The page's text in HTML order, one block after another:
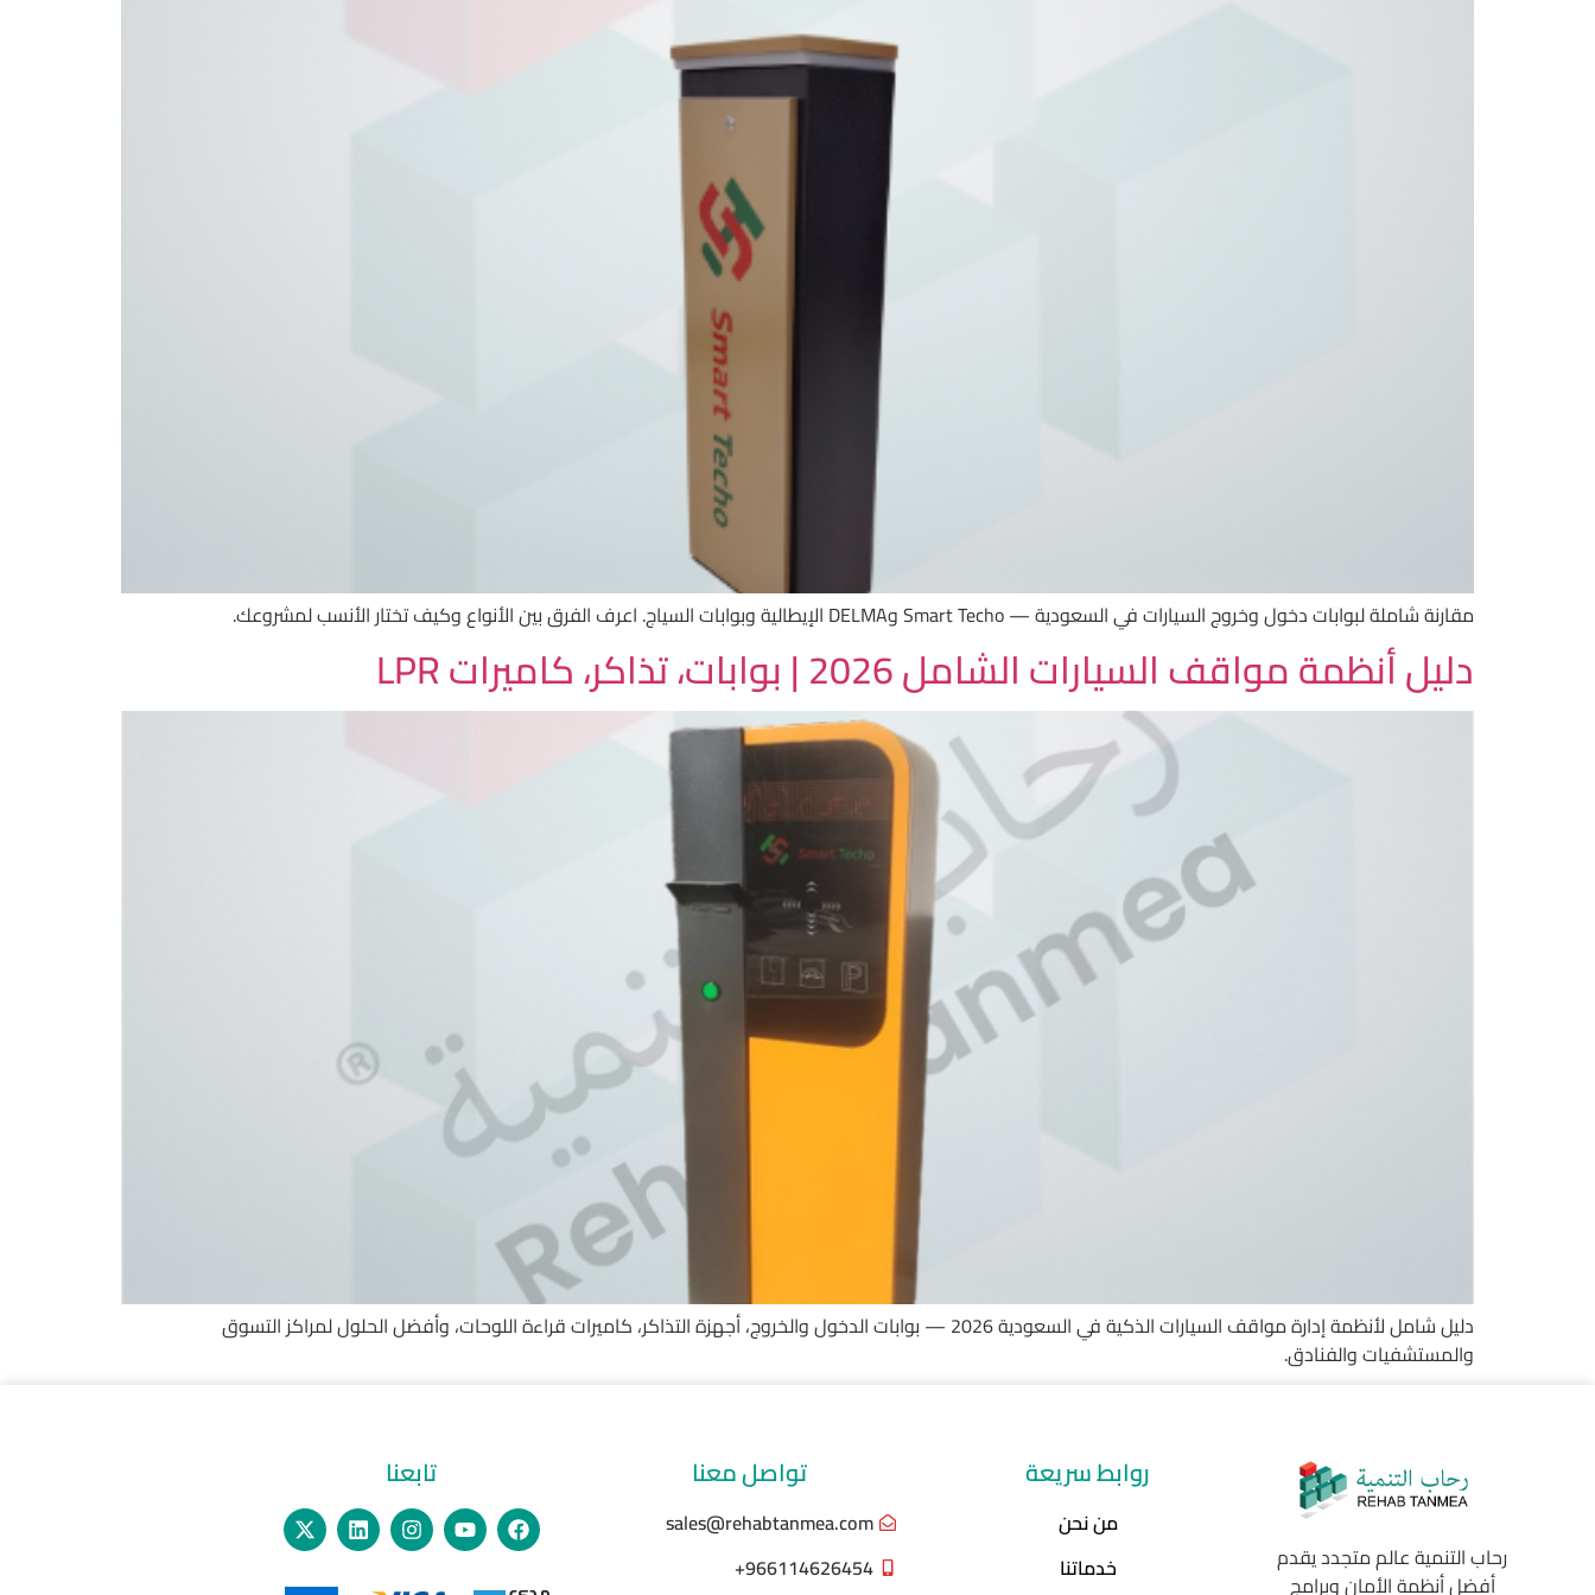
مقارنة شاملة لبوابات دخول وخروج السيارات في السعودية — Smart Techo وDELMA الإيطالية وبوابات السياج. اعرف الفرق بين الأنواع وكيف تختار الأنسب لمشروعك.
دليل أنظمة مواقف السيارات الشامل 2026 | بوابات، تذاكر، كاميرات LPR
دليل شامل لأنظمة إدارة مواقف السيارات الذكية في السعودية 2026 — بوابات الدخول والخروج، أجهزة التذاكر، كاميرات قراءة اللوحات، وأفضل الحلول لمراكز التسوق
والمستشفيات والفنادق.
رحاب التنمية عالم متجدد يقدم
أفضل أنظمة الأمان وبرامج
روابط سريعة
من نحن
خدماتنا
تواصل معنا
sales@rehabtanmea.com
966114626454+
تابعنا